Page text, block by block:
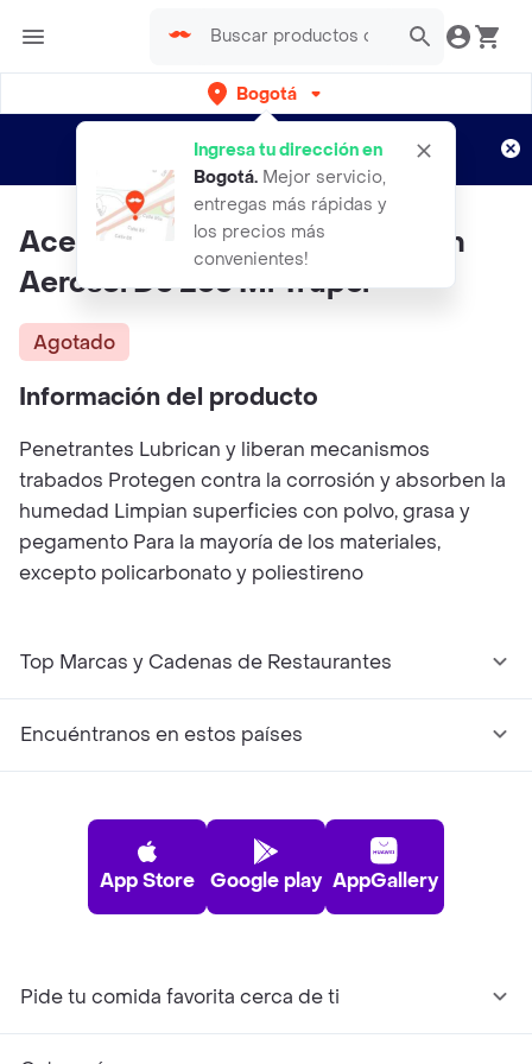
Bogotá
Ingresa tu dirección en
Bogotá. Mejor servicio,
entregas más rápidas y
los precios más
convenientes!
envíos gratis por semanas
Aplican TyC
Aceite Lubricante Aflojatodo En
Aerosol De 235 Ml Truper
Agotado
Información del producto
Penetrantes Lubrican y liberan mecanismos
trabados Protegen contra la corrosión y absorben la
humedad Limpian superficies con polvo, grasa y
pegamento Para la mayoría de los materiales,
excepto policarbonato y poliestireno
Top Marcas y Cadenas de Restaurantes
Encuéntranos en estos países
App Store Google play AppGallery
Pide tu comida favorita cerca de ti